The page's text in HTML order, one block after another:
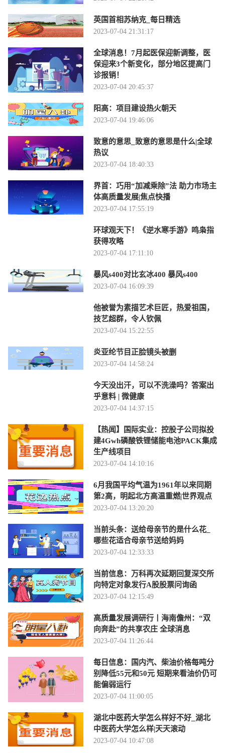
英国首相苏纳克_每日精选
2023-07-04 21:31:17
全球消息！7月起医保迎新调整，医
保迎来3个新变化，部分地区提高门
诊报销！
2023-07-04 20:45:37
阳高：项目建设热火朝天
2023-07-04 19:46:06
致意的意思_致意的意思是什么|全球
热议
2023-07-04 18:40:33
界首：巧用“加减乘除”法 助力市场主
体高质量发展|焦点快播
2023-07-04 17:55:19
环球观天下！《逆水寒手游》鸣枭指
获得攻略
2023-07-04 17:11:10
暴风s400对比玄冰400 暴风s400
2023-07-04 16:09:39
他被誉为素描艺术巨匠，热爱祖国，
技艺超群，令人钦佩
2023-07-04 15:22:55
炎亚纶节目正脸镜头被删
2023-07-04 14:58:24
今天没出汗，可以不洗澡吗？答案出
乎意料 | 微健康
2023-07-04 14:37:15
【热闻】国际实业：控股子公司拟投
建4Gwh磷酸铁锂储能电池PACK集成
生产线项目
2023-07-04 14:10:16
6月我国平均气温为1961年以来同期
第2高，明起北方高温重燃|世界观点
2023-07-04 13:20:20
当前头条：送给母亲节的是什么花_
哪些花适合母亲节送给妈妈
2023-07-04 12:33:33
当前信息：万科再次延期回复深交所
向特定对象发行A股股票问询函
2023-07-04 12:15:49
高质量发展调研行丨海南儋州：“双
向奔赴”的共享农庄 全球消息
2023-07-04 11:26:44
每日信息：国内汽、柴油价格每吨分
别降低55元和50元 短期来看油价仍可
能偏弱运行
2023-07-04 11:00:05
湖北中医药大学怎么样好不好_湖北
中医药大学怎么样|天天滚动
2023-07-04 10:47:08